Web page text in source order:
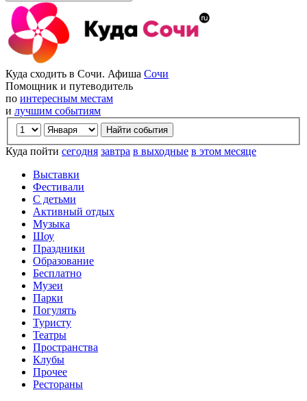
Куда сходить в Сочи. Афиша Сочи
Помощник и путеводитель
по интересным местам
и лучшим событиям
Куда пойти сегодня завтра в выходные в этом месяце
Выставки
Фестивали
С детьми
Активный отдых
Музыка
Шоу
Праздники
Образование
Бесплатно
Музеи
Парки
Погулять
Туристу
Театры
Пространства
Клубы
Прочее
Рестораны